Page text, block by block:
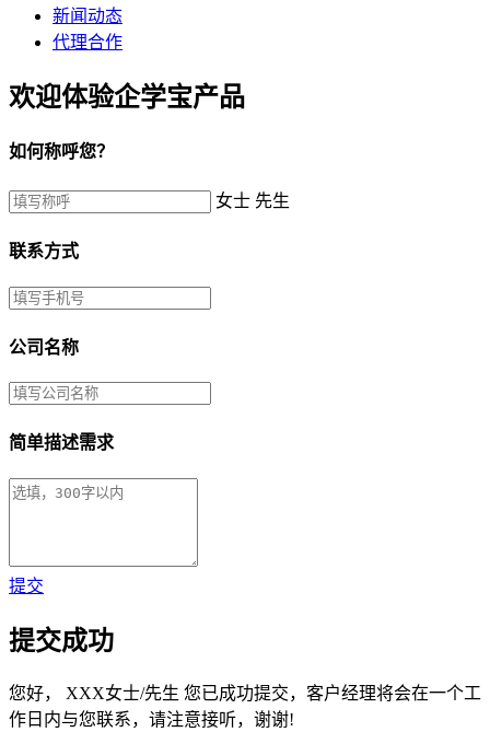
新闻动态
代理合作
欢迎体验企学宝产品
如何称呼您？
女士 先生
联系方式
公司名称
简单描述需求
提交
提交成功
您好， XXX女士/先生 您已成功提交，客户经理将会在一个工
作日内与您联系，请注意接听，谢谢!